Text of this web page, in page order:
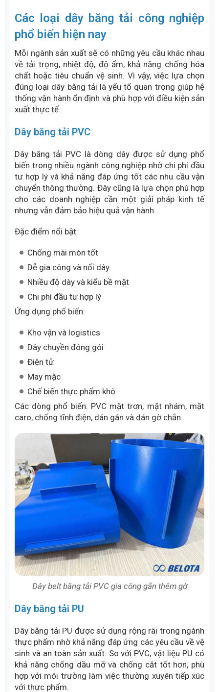
Các loại dây băng tải công nghiệp
phổ biến hiện nay
Mỗi ngành sản xuất sẽ có những yêu cầu khác nhau
về tải trọng, nhiệt độ, độ ẩm, khả năng chống hóa
chất hoặc tiêu chuẩn vệ sinh. Vì vậy, việc lựa chọn
đúng loại dây băng tải là yếu tố quan trọng giúp hệ
thống vận hành ổn định và phù hợp với điều kiện sản
xuất thực tế.
Dây băng tải PVC
Dây băng tải PVC là dòng dây được sử dụng phổ
biến trong nhiều ngành công nghiệp nhờ chi phí đầu
tư hợp lý và khả năng đáp ứng tốt các nhu cầu vận
chuyển thông thường. Đây cũng là lựa chọn phù hợp
cho các doanh nghiệp cần một giải pháp kinh tế
nhưng vẫn đảm bảo hiệu quả vận hành.
Đặc điểm nổi bật:
Chống mài mòn tốt
Dễ gia công và nối dây
Nhiều độ dày và kiểu bề mặt
Chi phí đầu tư hợp lý
Ứng dụng phổ biến:
Kho vận và logistics
Dây chuyền đóng gói
Điện tử
May mặc
Chế biến thực phẩm khô
Các dòng phổ biến: PVC mặt trơn, mặt nhám, mặt
caro, chống tĩnh điện, dán gân và dán gờ chắn.
Dây belt băng tải PVC gia công gắn thêm gờ
Dây băng tải PU
Dây băng tải PU được sử dụng rộng rãi trong ngành
thực phẩm nhờ khả năng đáp ứng các yêu cầu về vệ
sinh và an toàn sản xuất. So với PVC, vật liệu PU có
khả năng chống dầu mỡ và chống cắt tốt hơn, phù
hợp với môi trường làm việc thường xuyên tiếp xúc
với thực phẩm.